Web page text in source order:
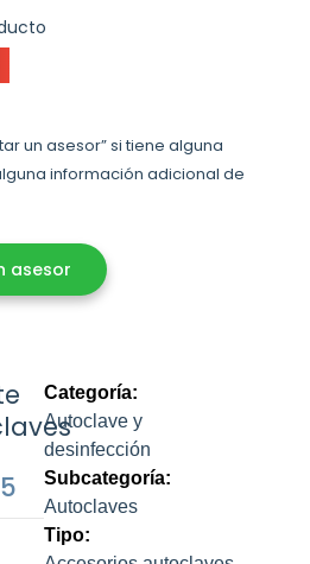
un asesor” si tiene alguna
información adicional de
asesor
Categoría:
Autoclave y
desinfección
Subcategoría:
Autoclaves
Tipo: